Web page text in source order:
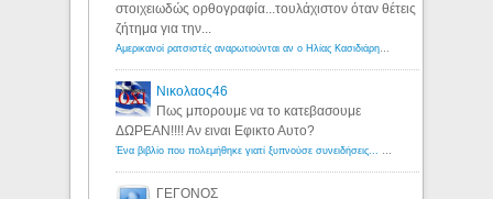
στοιχειωδώς ορθογραφία...τουλάχιστον όταν θέτεις
ζήτημα για την...
Αμερικανοί ρατσιστές αναρωτιούνται αν ο Ηλίας Κασιδιάρης ανήκει στη λευκή φυλή... - Λόγιος Ερμής
Νικολαος46
Πως μπορουμε να το κατεβασουμε
ΔΩΡΕΑΝ!!!! Αν ειναι Εφικτο Αυτο?
Ένα βιβλίο που πολεμήθηκε γιατί ξυπνούσε συνειδήσεις... - Λόγιος Ερμής | Η γνώση ξεκινάει με την αναζήτηση...
ΓΕΓΟΝΟΣ